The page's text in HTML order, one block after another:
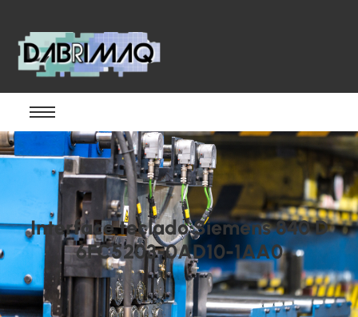
Interface teclado Siemens 840 D
6FC5203-0AD10-1AA0